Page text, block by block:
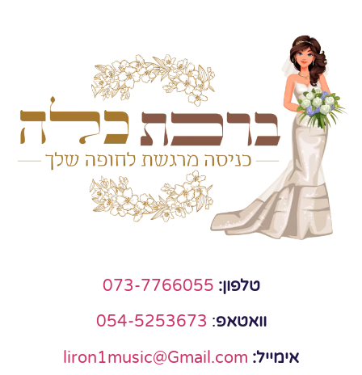
טלפון: 073-7766055
וואטאפ:
054-5253673
אימייל: liron1music@Gmail.com